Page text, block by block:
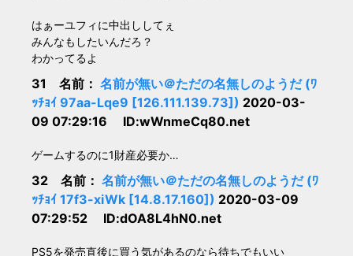
はぁーユフィに中出ししてぇ
みんなもしたいんだろ？
わかってるよ
31 名前： 名前が無い＠ただの名無しのようだ (ﾜ
ｯﾁｮｲ 97aa-Lqe9 [126.111.139.73]) 2020-03-
09 07:29:16 ID:wWnmeCq80.net
ゲームするのに1財産必要か…
32 名前： 名前が無い＠ただの名無しのようだ (ﾜ
ｯﾁｮｲ 17f3-xiWk [14.8.17.160]) 2020-03-09
07:29:52 ID:dOA8L4hN0.net
PS5を発売直後に買う気があるのなら待ちでもいい